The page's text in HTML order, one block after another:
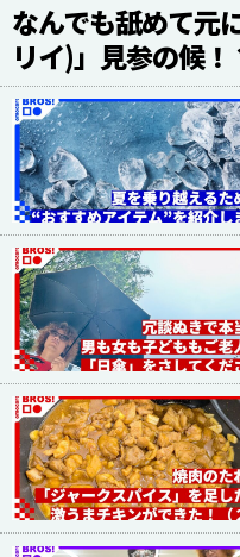
なんでも舐めて元
リイ)」見参の候！